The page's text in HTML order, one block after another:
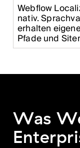
Webflow
nativ.
erhalten
Pfade und
Was